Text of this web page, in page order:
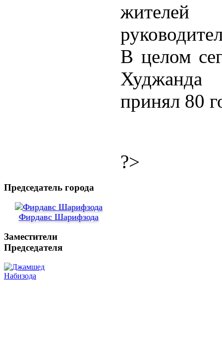
В целом
принял 80
?>
Председатель города
Фирдавс Шарифзода
Заместители
Председателя